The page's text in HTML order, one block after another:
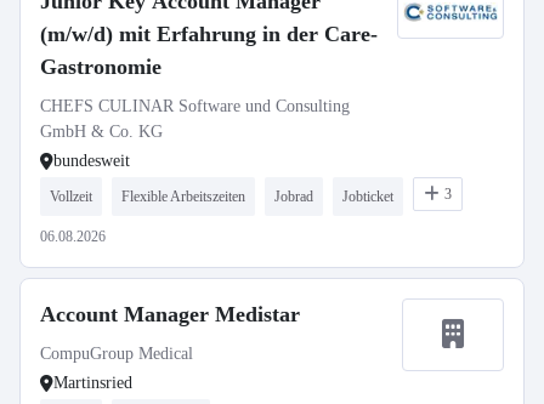
(m/w/d) mit Erfahrung in der Care-
Gastronomie
CHEFS CULINAR Software und Consulting
GmbH & Co. KG
bundesweit
Vollzeit Flexible Arbeitszeiten Jobrad Jobticket 3
06.08.2026
Account Manager Medistar
CompuGroup Medical
Martinsried